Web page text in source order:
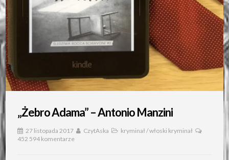
„Żebro Adama” – Antonio Manzini
27 listopada 2017 CzytAska kryminał/włoski kryminał
452 594 komentarze